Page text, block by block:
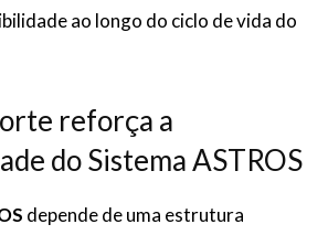
ao longo do ciclo de vida do
reforça a
do Sistema ASTROS
depende de uma estrutura